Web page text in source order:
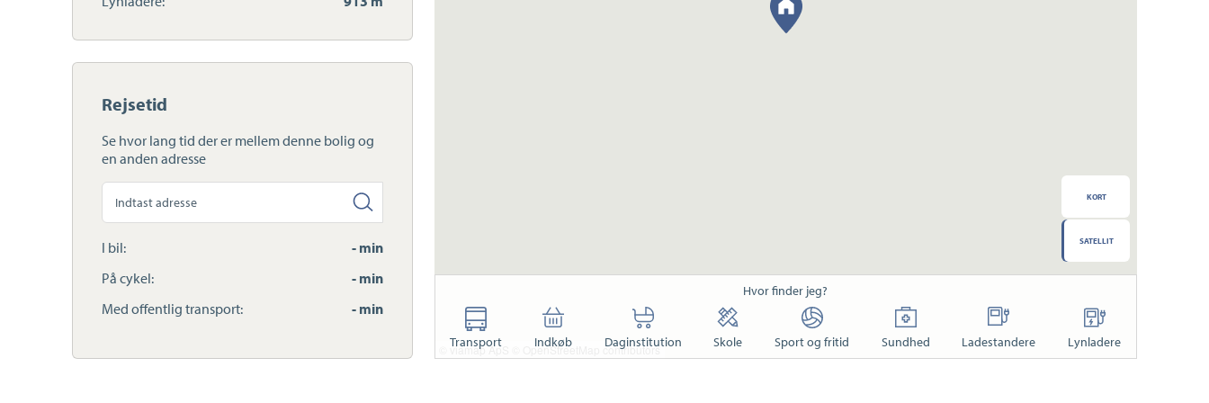
Rejsetid
Se hvor lang tid der er mellem denne bolig og
en anden adresse
Søg
anden
adresse
I bil:
- min
På cykel:
- min
Med offentlig transport:
- min
© viamap ApS © OpenStreetMap contributors
KORT
SATELLIT
Hvor finder jeg?
Transport Indkøb Daginstitution Skole Sport og fritid Sundhed Ladestandere Lynladere